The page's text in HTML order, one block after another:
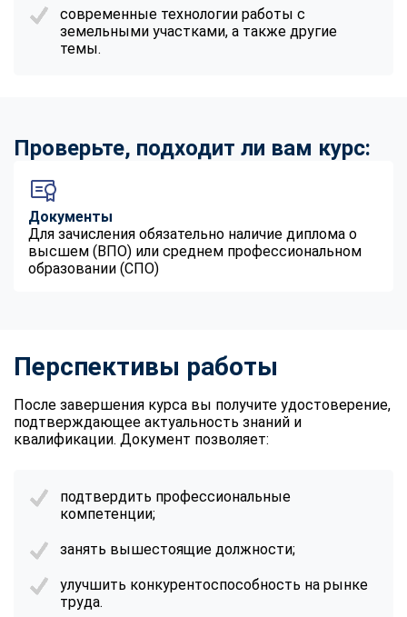
современные технологии работы с
земельными участками, а также другие
темы.
Проверьте, подходит ли вам курс:
Документы
Для зачисления обязательно наличие диплома о
высшем (ВПО) или среднем профессиональном
образовании (СПО)
Перспективы работы
После завершения курса вы получите удостоверение,
подтверждающее актуальность знаний и
квалификации. Документ позволяет:
подтвердить профессиональные
компетенции;
занять вышестоящие должности;
улучшить конкурентоспособность на рынке
труда.